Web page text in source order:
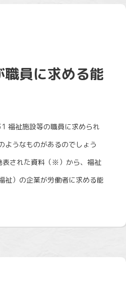
員に求める能
福祉施設等の職員に求められ
ようなものがあるのでしょう
表された資料（※）から、福祉
祉）の企業が労働者に求める能